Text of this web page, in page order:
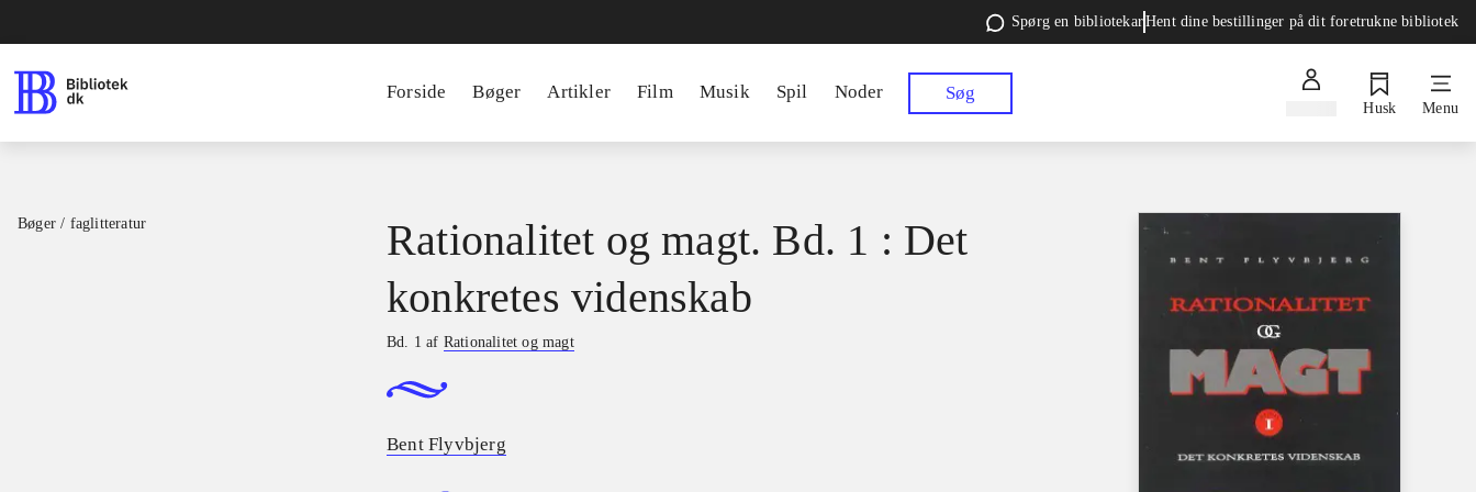
Spørg en bibliotekarHent dine bestillinger på dit foretrukne bibliotek
Forside Bøger Artikler Film Musik Spil Noder Søg
Husk Menu
Bøger / faglitteratur
Rationalitet og magt. Bd. 1 : Det
konkretes videnskab
Bd. 1 af Rationalitet og magt
Bent Flyvbjerg